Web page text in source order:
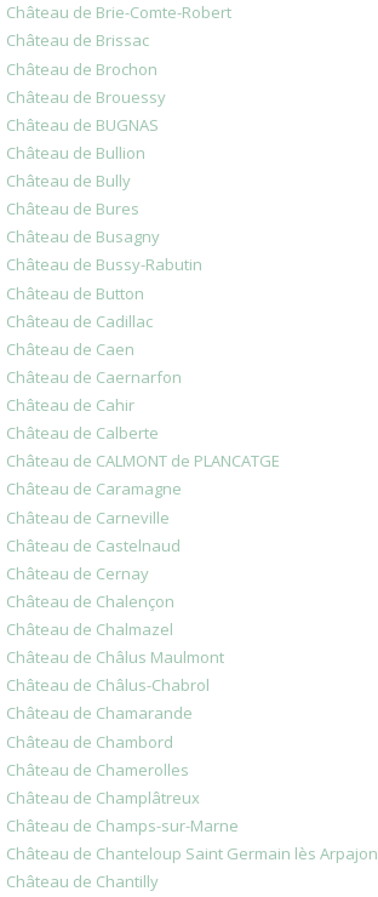
Château de Brie-Comte-Robert
Château de Brissac
Château de Brochon
Château de Brouessy
Château de BUGNAS
Château de Bullion
Château de Bully
Château de Bures
Château de Busagny
Château de Bussy-Rabutin
Château de Button
Château de Cadillac
Château de Caen
Château de Caernarfon
Château de Cahir
Château de Calberte
Château de CALMONT de PLANCATGE
Château de Caramagne
Château de Carneville
Château de Castelnaud
Château de Cernay
Château de Chalençon
Château de Chalmazel
Château de Châlus Maulmont
Château de Châlus-Chabrol
Château de Chamarande
Château de Chambord
Château de Chamerolles
Château de Champlâtreux
Château de Champs-sur-Marne
Château de Chanteloup Saint Germain lès Arpajon
Château de Chantilly